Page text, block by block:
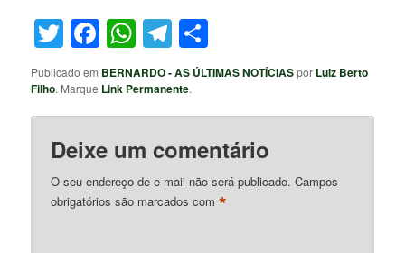
Twitter
Facebook
WhatsApp
Telegram
Publicado em BERNARDO - AS ÚLTIMAS NOTÍCIASpor Luiz Berto
Filho. Marque Link Permanente.
Deixe um comentário
O seu endereço de e-mail não será publicado. Campos
obrigatórios são marcados com*